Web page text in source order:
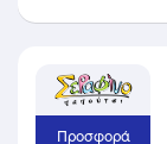
Προσφορά